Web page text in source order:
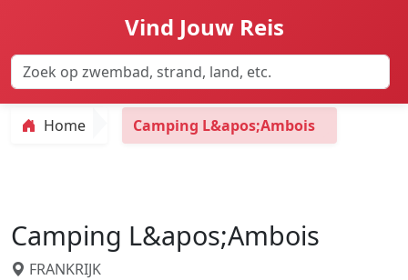
Vind Jouw Reis
Home Camping L&apos;Ambois
Camping L&apos;Ambois
FRANKRIJK